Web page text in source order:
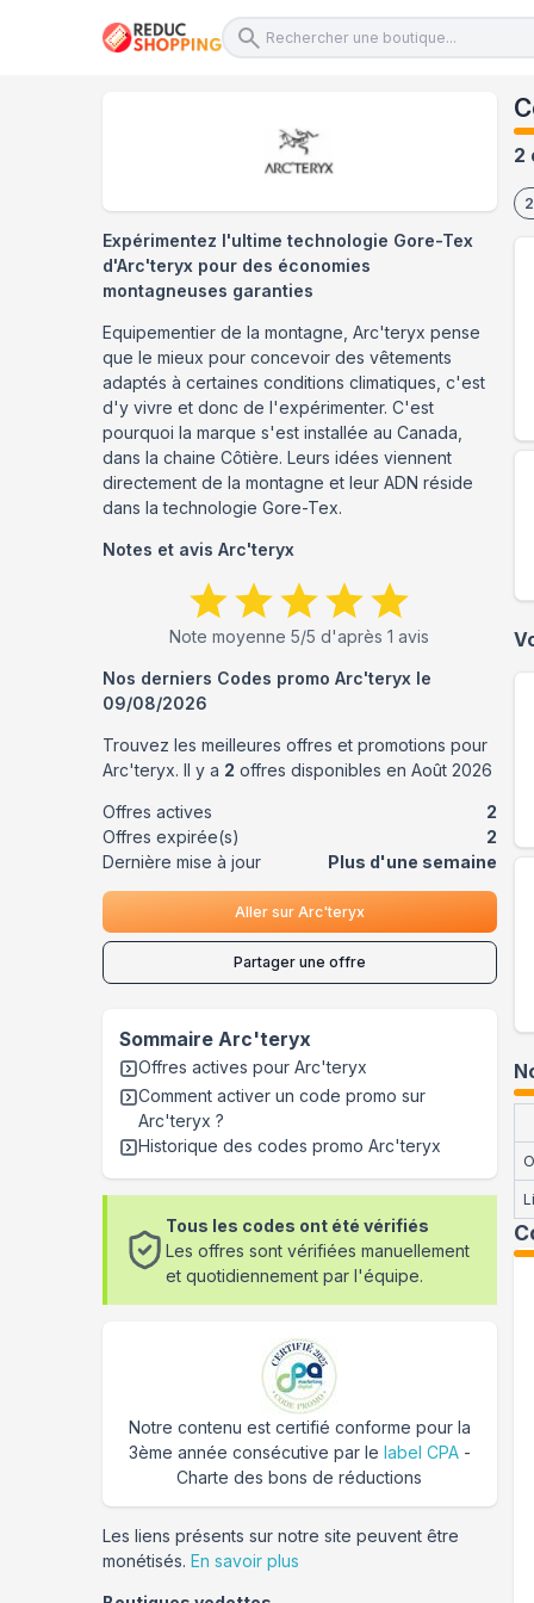
2
2
Expérimentez l'ultime technologie Gore-Tex
d'Arc'teryx pour des économies
montagneuses garanties
Equipementier de la montagne, Arc'teryx pense
que le mieux pour concevoir des vêtements
adaptés à certaines conditions climatiques, c'est
d'y vivre et donc de l'expérimenter. C'est
pourquoi la marque s'est installée au Canada,
dans la chaine Côtière. Leurs idées viennent
directement de la montagne et leur ADN réside
dans la technologie Gore-Tex.
Notes et avis Arc'teryx
Note moyenne5/5 d'après1 avis
Nos derniers Codes promo Arc'teryx le
09/08/2026
Trouvez les meilleures offres et promotions pour
Arc'teryx. Il y a 2 offres disponibles en Août 2026
Offres actives
2
Offres expirée(s)
2
Dernière mise à jour
Plus d'une semaine
Aller sur Arc'teryx
Partager une offre
Sommaire Arc'teryx
Offres actives pour Arc'teryx
Comment activer un code promo sur
Arc'teryx ?
Historique des codes promo Arc'teryx
Tous les codes ont été vérifiés
Les offres sont vérifiées manuellement
et quotidiennement par l'équipe.
Notre contenu est certifié conforme pour la
3ème année consécutive par le label CPA-
Charte des bons de réductions
Les liens présents sur notre site peuvent être
monétisés. En savoir plus